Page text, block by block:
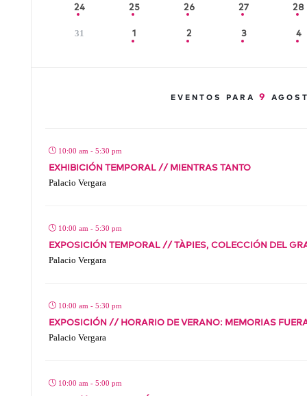
24 25 26 27 28
31 1 2 3 4
EVENTOS PARA 9
10:00 am - 5:30 pm
EXHIBICIÓN TEMPORAL // MIENTRAS TANTO
Palacio Vergara
10:00 am - 5:30 pm
EXPOSICIÓN TEMPORAL // TÀPIES, COLECCIÓN DEL
Palacio Vergara
10:00 am - 5:30 pm
EXPOSICIÓN // HORARIO DE VERANO: MEMORIAS
Palacio Vergara
10:00 am - 5:00 pm